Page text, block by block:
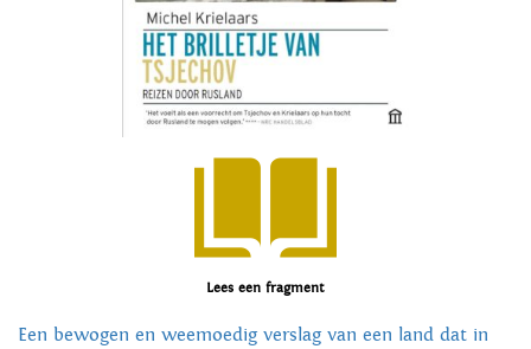
Lees een fragment
Een bewogen en weemoedig verslag van een land dat in